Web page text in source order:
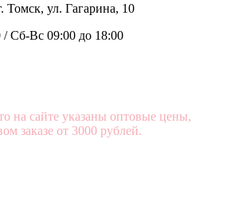
Томск, ул. Гагарина, 10
/Сб-Вс 09:00 до 18:00
на сайте указаны оптовые цены,
заказе от 3000 рублей.